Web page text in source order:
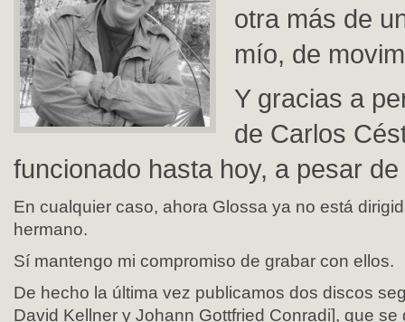
otra más de
mío, de
Y gracias a
de Carlos
funcionado hasta hoy, a pesar
En cualquier caso, ahora Glossa ya no está
hermano.
Sí mantengo mi compromiso de grabar con ellos.
De hecho la última vez publicamos dos discos
David Kellner y Johann Gottfried Conradi], que se